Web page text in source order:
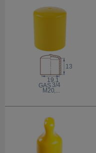
19.1
13
GAS 3/4
,...
M20